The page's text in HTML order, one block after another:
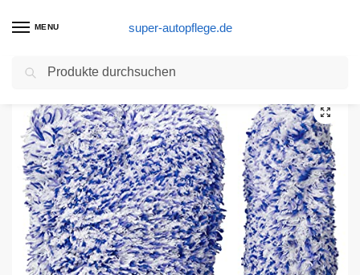
MENU super-autopflege.de
Start Autopflege Produkte Car4Good ® Profi Autowaschhandschuh aus saugfähigster Microfaser – Autoschwamm zum Auto waschen – Premium Waschhandschuh Schwamm Saugkraft Mikrofaser